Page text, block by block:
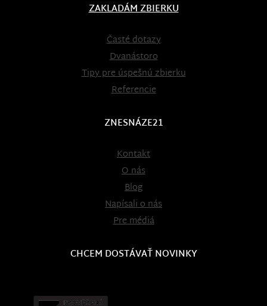
ZAKLADÁM ZBIERKU
Časté dotazy
Dvanástoro
Tipy pre úspešnú zbierku
Referencie
ZNESNÁZE21
Kontakt
O nás
Blog
Napísali o nás
Pre médiá
CHCEM DOSTÁVAŤ NOVINKY